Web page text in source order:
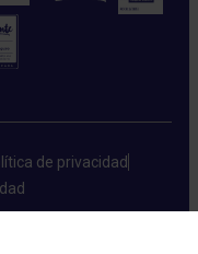
de privacidad